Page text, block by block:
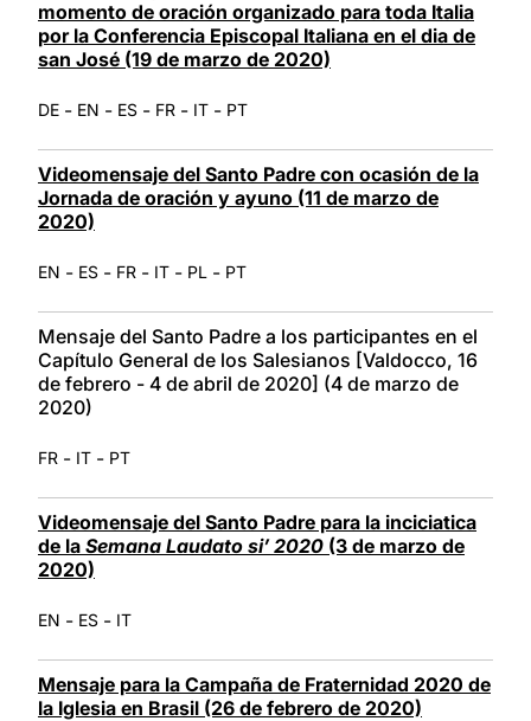
momento de oración organizado para toda Italia
por la Conferencia Episcopal Italiana en el dia de
san José (19 de marzo de 2020)
DE - EN - ES - FR - IT - PT
Videomensaje del Santo Padre con ocasión de la
Jornada de oración y ayuno (11 de marzo de
2020)
EN - ES - FR - IT - PL - PT
Mensaje del Santo Padre a los participantes en el
Capítulo General de los Salesianos [Valdocco, 16
de febrero - 4 de abril de 2020] (4 de marzo de
2020)
FR - IT - PT
Videomensaje del Santo Padre para la inciciatica
de la Semana Laudato si’ 2020 (3 de marzo de
2020)
EN - ES - IT
Mensaje para la Campaña de Fraternidad 2020 de
la Iglesia en Brasil (26 de febrero de 2020)